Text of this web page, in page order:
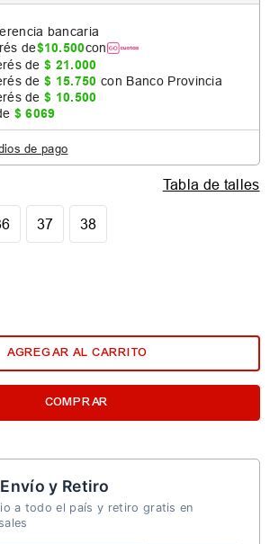
bancaria
de$10.500con
de$ 21.000
de$ 15.750 con Banco Provincia
de$ 10.500
$ 6069
de pago
37 38
Tabla de talles
AGREGAR AL CARRITO
COMPRAR
y Retiro
a todo el país y retiro gratis en